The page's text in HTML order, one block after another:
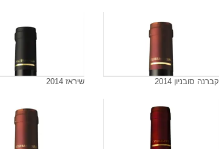
קברנה סובניון 2014 שיראז 2014